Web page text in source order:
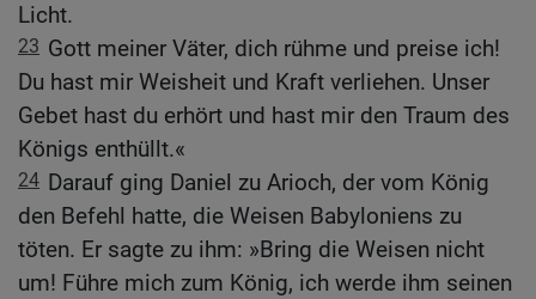
Licht.
23 Gott meiner Väter, dich rühme und preise ich!
Du hast mir Weisheit und Kraft verliehen. Unser
Gebet hast du erhört und hast mir den Traum des
Königs enthüllt.«
24 Darauf ging Daniel zu Arioch, der vom König
den Befehl hatte, die Weisen Babyloniens zu
töten. Er sagte zu ihm: »Bring die Weisen nicht
um! Führe mich zum König, ich werde ihm seinen